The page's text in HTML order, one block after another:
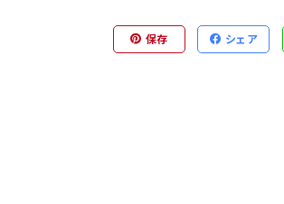
保存 シェア